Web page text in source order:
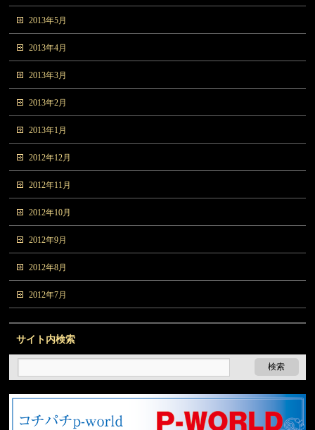
2013年5月
2013年4月
2013年3月
2013年2月
2013年1月
2012年12月
2012年11月
2012年10月
2012年9月
2012年8月
2012年7月
サイト内検索